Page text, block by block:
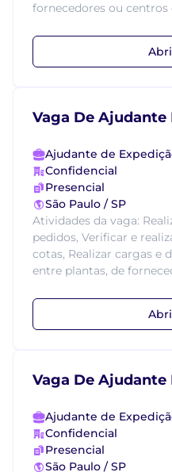
fornecedores ou centros
Vaga De Ajudante
Ajudante de
Confidencial
Presencial
São Paulo / SP
Atividades da vaga:
pedidos, Verificar e
cotas, Realizar cargas e
entre plantas, de
Vaga De Ajudante
Ajudante de
Confidencial
Presencial
São Paulo / SP